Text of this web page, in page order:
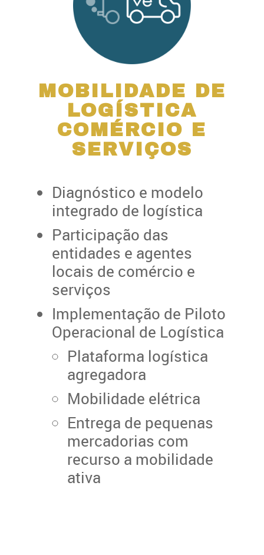
MOBILIDADE DE
LOGÍSTICA
COMÉRCIO E
SERVIÇOS
Diagnóstico e modelo
integrado de logística
Participação das
entidades e agentes
locais de comércio e
serviços
Implementação de Piloto
Operacional de Logística
Plataforma logística
agregadora
Mobilidade elétrica
Entrega de pequenas
mercadorias com
recurso a mobilidade
ativa